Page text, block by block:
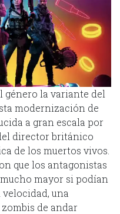
género la variante del
modernización de
a gran escala por
director británico
de los muertos vivos.
que los antagonistas
mayor si podían
velocidad, una
de andar